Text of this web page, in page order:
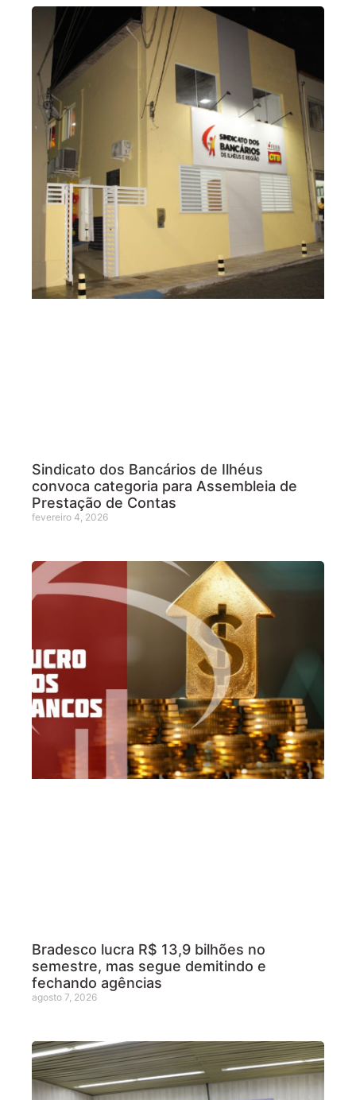
Sindicato dos Bancários de Ilhéus
convoca categoria para Assembleia de
Prestação de Contas
fevereiro 4, 2026
Bradesco lucra R$ 13,9 bilhões no
semestre, mas segue demitindo e
fechando agências
agosto 7, 2026